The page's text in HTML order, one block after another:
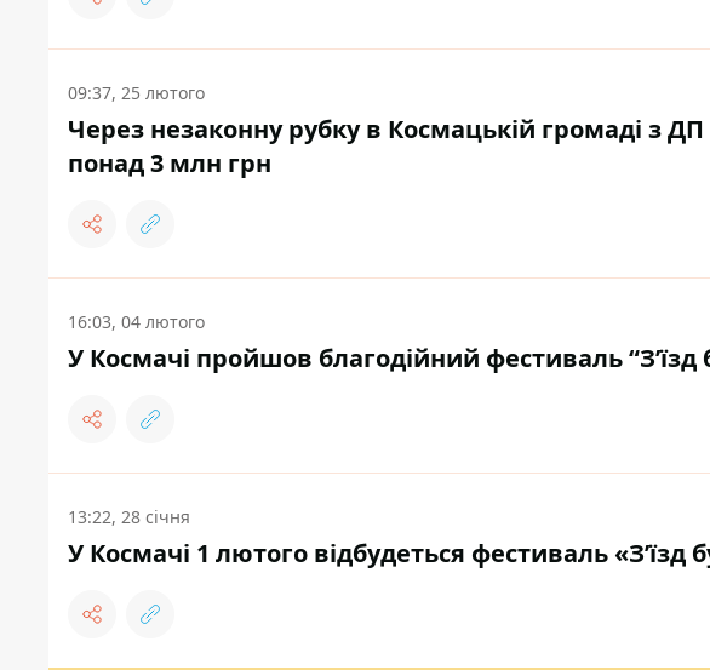
09:37, 25 лютого
Через незаконну рубку в Космацькій громаді з ДП
понад 3 млн грн
16:03, 04 лютого
У Космачі пройшов благодійний фестиваль “Зʼїзд
13:22, 28 січня
У Космачі 1 лютого відбудеться фестиваль «Зʼїзд